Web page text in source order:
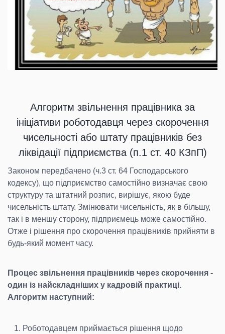
Алгоритм звільнення працівника за
ініціативи роботодавця через скорочення
чисельності або штату працівників без
ліквідації підприємства (п.1 ст. 40 КЗпП)
Законом передбачено (ч.3 ст. 64 Господарського
кодексу), що підприємство самостійно визначає свою
структуру та штатний розпис, вирішує, якою буде
чисельність штату. Змінювати чисельність, як в більшу,
так і в меншу сторону, підприємець може самостійно.
Отже і рішення про скорочення працівників прийняти в
будь-який момент часу.
Процес звільнення працівників через скорочення -
один із найскладніших у кадровій практиці.
Алгоритм наступний:
Роботодавцем приймається рішення щодо